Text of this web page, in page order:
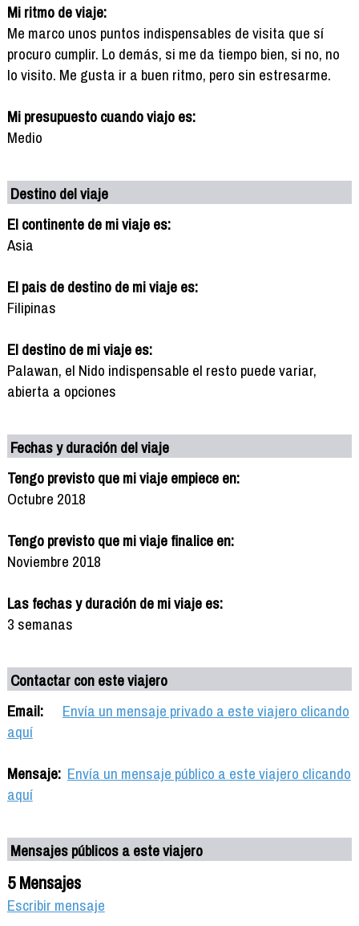
Mi ritmo de viaje:
Me marco unos puntos indispensables de visita que sí
procuro cumplir. Lo demás, si me da tiempo bien, si no, no
lo visito. Me gusta ir a buen ritmo, pero sin estresarme.
Mi presupuesto cuando viajo es:
Medio
Destino del viaje
El continente de mi viaje es:
Asia
El pais de destino de mi viaje es:
Filipinas
El destino de mi viaje es:
Palawan, el Nido indispensable el resto puede variar,
abierta a opciones
Fechas y duración del viaje
Tengo previsto que mi viaje empiece en:
Octubre 2018
Tengo previsto que mi viaje finalice en:
Noviembre 2018
Las fechas y duración de mi viaje es:
3 semanas
Contactar con este viajero
Email:
Envía un mensaje privado a este viajero clicando
aquí
Mensaje: Envía un mensaje público a este viajero clicando
aquí
Mensajes públicos a este viajero
5 Mensajes
Escribir mensaje